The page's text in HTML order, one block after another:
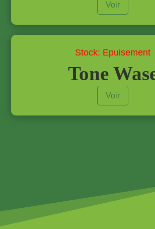
Voir
Stock: Epuisement
Tone
Voir